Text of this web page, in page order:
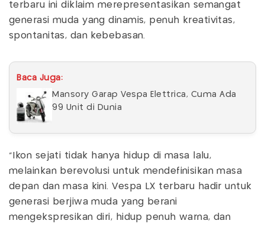
terbaru ini diklaim merepresentasikan semangat
generasi muda yang dinamis, penuh kreativitas,
spontanitas, dan kebebasan.
Baca Juga:
Mansory Garap Vespa Elettrica, Cuma Ada
99 Unit di Dunia
"Ikon sejati tidak hanya hidup di masa lalu,
melainkan berevolusi untuk mendefinisikan masa
depan dan masa kini. Vespa LX terbaru hadir untuk
generasi berjiwa muda yang berani
mengekspresikan diri, hidup penuh warna, dan